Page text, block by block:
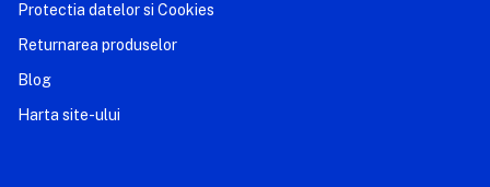
Protectia datelor si Cookies
Returnarea produselor
Blog
Harta site-ului